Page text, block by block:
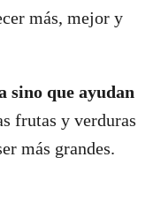
más, mejor y
sino que ayudan
frutas y verduras
más grandes.